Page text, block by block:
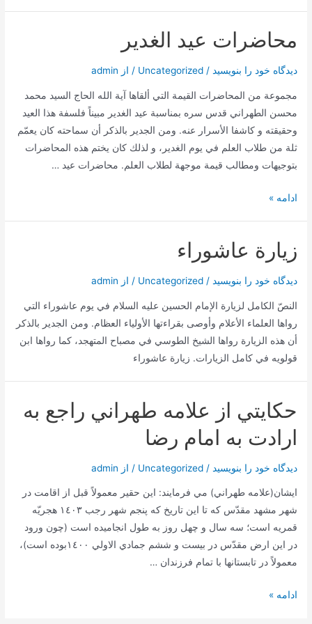
محاضرات عيد الغدير
دیدگاه‌ خود را بنویسید /
Uncategorized / از admin
مجموعة من المحاضرات القيمة التي ألقاها آية الله الحاج السيد محمد
محسن الطهراني قدس سره بمناسبة عيد الغدير مبيناً فلسفة هذا العيد
وحقيقته و كاشفا الأسرار عنه. ومن الجدير بالذكر أن سماحته كان يعمّم
ثلة من طلاب العلم في يوم الغدير، و لذلك كان يختم هذه المحاضرات
بتوجيهات ومطالب قيمة موجهة لطلاب العلم. محاضرات عيد …
محاضرات
ادامه »
زيارة عاشوراء
دیدگاه‌ خود را بنویسید /
Uncategorized / از admin
النصّ الكامل لزيارة الإمام الحسين عليه السلام في يوم عاشوراء التي
رواها العلماء الأعلام وأوصى بقراءتها الأولياء العظام. ومن الجدير بالذكر
أن هذه الزيارة رواها الشيخ الطوسي في مصباح المتهجد، كما رواها ابن
قولويه في كامل الزيارات. زيارة عاشوراء
حكايتي از علامه طهراني راجع به
ارادت به امام رضا
دیدگاه‌ خود را بنویسید /
Uncategorized / از admin
ايشان(علامه طهراني) مي فرمايند: اين حقير معمولاً قبل از اقامت در
شهر مشهد مقدّس كه تا اين تاريخ كه پنجم شهر رجب ١٤٠٣ هجريّه
قمريه است؛ سه سال و چهل روز به طول انجاميده است (چون ورود
در اين ارض مقدّس در بيست و ششم جمادي الاولي ١٤٠٠بوده است)،
معمولاً در تابستانها با تمام فرزندان …
حكايتي
ادامه »